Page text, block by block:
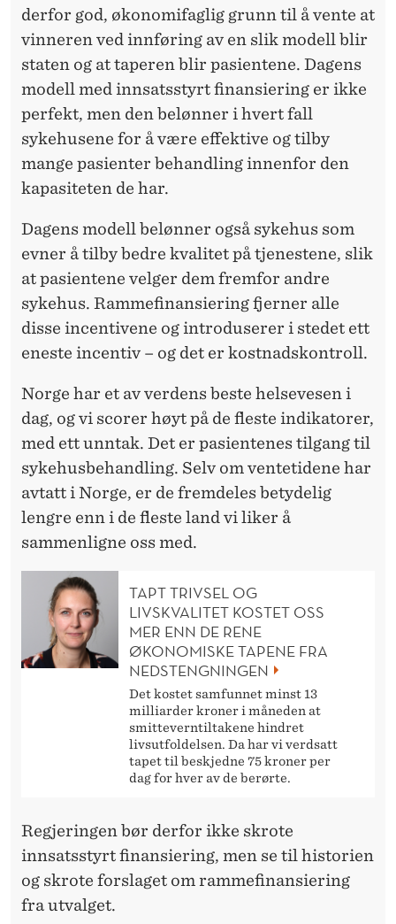
derfor god, økonomifaglig grunn til å vente at
vinneren ved innføring av en slik modell blir
staten og at taperen blir pasientene. Dagens
modell med innsatsstyrt finansiering er ikke
perfekt, men den belønner i hvert fall
sykehusene for å være effektive og tilby
mange pasienter behandling innenfor den
kapasiteten de har.
Dagens modell belønner også sykehus som
evner å tilby bedre kvalitet på tjenestene, slik
at pasientene velger dem fremfor andre
sykehus. Rammefinansiering fjerner alle
disse incentivene og introduserer i stedet ett
eneste incentiv – og det er kostnadskontroll.
Norge har et av verdens beste helsevesen i
dag, og vi scorer høyt på de fleste indikatorer,
med ett unntak. Det er pasientenes tilgang til
sykehusbehandling. Selv om ventetidene har
avtatt i Norge, er de fremdeles betydelig
lengre enn i de fleste land vi liker å
sammenligne oss med.
TAPT TRIVSEL OG
LIVSKVALITET KOSTET OSS
MER ENN DE RENE
ØKONOMISKE TAPENE FRA
NEDSTENGNINGEN
Det kostet samfunnet minst 13
milliarder kroner i måneden at
smitteverntiltakene hindret
livsutfoldelsen. Da har vi verdsatt
tapet til beskjedne 75 kroner per
dag for hver av de berørte.
Regjeringen bør derfor ikke skrote
innsatsstyrt finansiering, men se til historien
og skrote forslaget om rammefinansiering
fra utvalget.